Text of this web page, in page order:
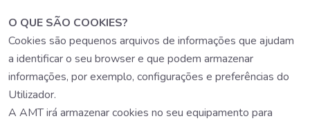
O QUE SÃO COOKIES?
Cookies são pequenos arquivos de informações que ajudam
a identificar o seu browser e que podem armazenar
informações, por exemplo, configurações e preferências do
Utilizador.
A AMT irá armazenar cookies no seu equipamento para